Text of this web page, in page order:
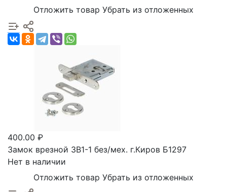
Отложить товар Убрать из отложенных
400.00 ₽
Замок врезной ЗВ1-1 без/мех. г.Киров Б1297
Нет в наличии
Отложить товар Убрать из отложенных